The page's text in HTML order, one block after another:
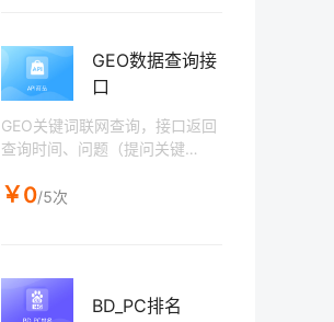
GEO数据查询接
口
GEO关键词联网查询，接口返回
查询时间、问题（提问关键
问题、引用文章（链接、发布时
再通过任务详情接口请求具体信
息。使用本接口用户在获取任务I
￥0/5次
BD_PC排名